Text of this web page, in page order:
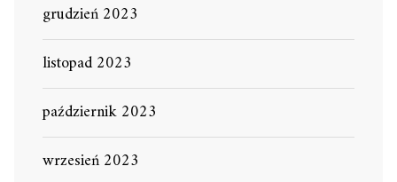
grudzień 2023
listopad 2023
październik 2023
wrzesień 2023